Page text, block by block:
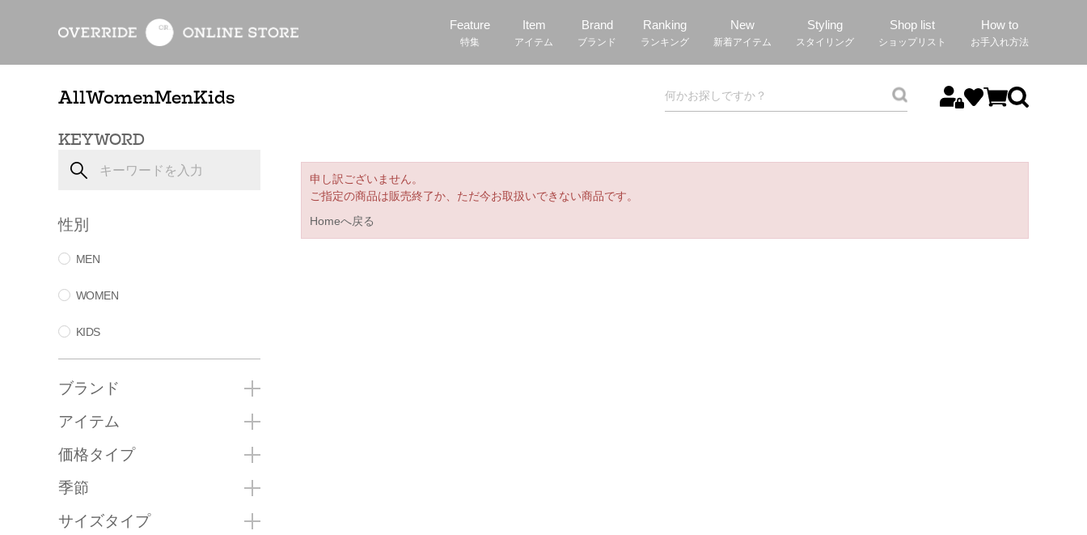
Feature
特集
Item
アイテム
Brand
ブランド
Ranking
ランキング
New
新着アイテム
Styling
スタイリング
Shop list
ショップリスト
How to
お手入れ方法
AllWomenMenKids
KEYWORD
性別
MEN
WOMEN
KIDS
ブランド
アイテム
価格タイプ
季節
サイズタイプ
申し訳ございません。
ご指定の商品は販売終了か、ただ今お取扱いできない商品です。
Homeへ戻る